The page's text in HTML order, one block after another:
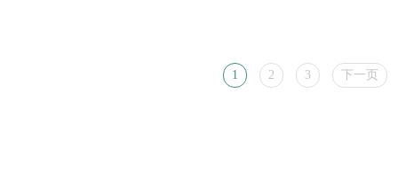
1 2 3 下一页